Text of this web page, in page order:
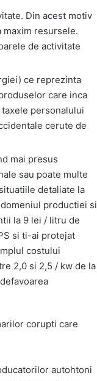
Din acest motiv
maxim resursele.
de activitate
ce reprezinta
care inca
personalului
cerute de
mai presus
sau poate multe
detaliate la
productiei si
la 9 lei / litru de
si ti-ai protejat
costului
2,0 si 2,5 / kw de la
corupti care
autohtoni